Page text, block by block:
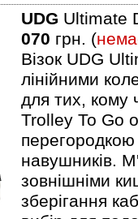
UDG Ultimate
070 грн. (
Візок UDG
лінійними
для тих, кому
Trolley To Go
перегородкою
навушників.
зовнішніми
зберігання